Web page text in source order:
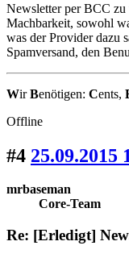
Newsletter per BCC zu
Machbarkeit, sowohl
was der Provider dazu
Spamversand, den
WirBenötigen: Cents,
Offline
#4 25.09.2015
mrbaseman
Core-Team
Re: [Erledigt]